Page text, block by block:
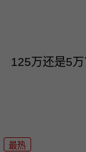
125万还是5
最热